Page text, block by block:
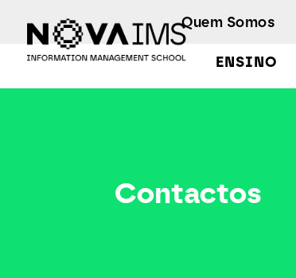
ENSINO
Quem Somos
Contactos
Contactos